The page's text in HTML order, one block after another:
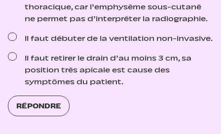
thoracique, car l’emphysème sous-cutané
ne permet pas d’interpréter la radiographie.
Il faut débuter de la ventilation non-invasive.
Il faut retirer le drain d’au moins 3 cm, sa
position très apicale est cause des
symptômes du patient.
RÉPONDRE